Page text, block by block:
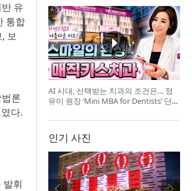
유
통합
보
론
다.
발휘
AI 시대, 선택받는 치과의 조건은… 정
유미 원장 ‘Mini MBA for Dentists’ 단독
인기 사진